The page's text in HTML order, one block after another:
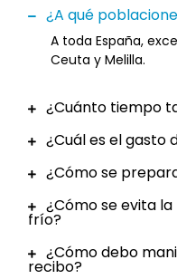
¿A qué
A toda España,
Ceuta y Melilla.
¿Cuánto tiempo
¿Cuál es el gasto
¿Cómo se
¿Cómo se evita
frío?
¿Cómo debo
recibo?